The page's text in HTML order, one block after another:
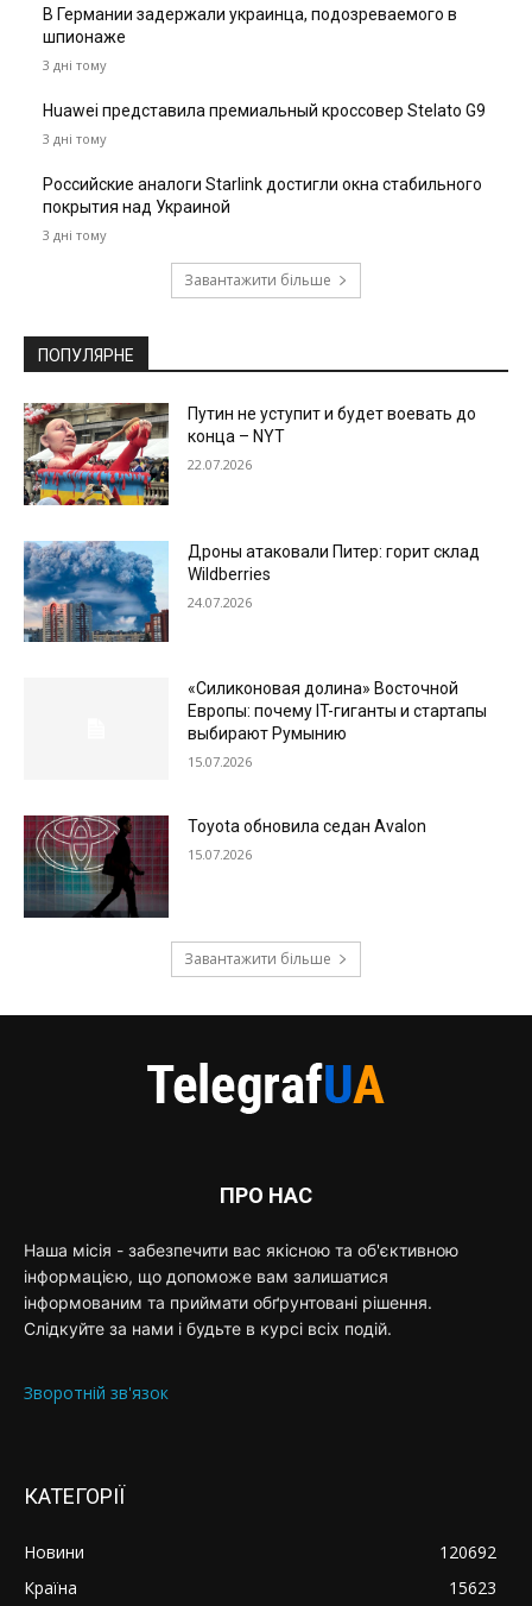
В Германии задержали украинца, подозреваемого в
шпионаже
3 дні тому
Huawei представила премиальный кроссовер Stelato G9
3 дні тому
Российские аналоги Starlink достигли окна стабильного
покрытия над Украиной
3 дні тому
Завантажити більше
ПОПУЛЯРНЕ
Путин не уступит и будет воевать до
конца – NYT
22.07.2026
Дроны атаковали Питер: горит склад
Wildberries
24.07.2026
«Силиконовая долина» Восточной
Европы: почему IT-гиганты и стартапы
выбирают Румынию
15.07.2026
Toyota обновила седан Avalon
15.07.2026
Завантажити більше
ПРО НАС
Наша місія - забезпечити вас якісною та об'єктивною
інформацією, що допоможе вам залишатися
інформованим та приймати обґрунтовані рішення.
Слідкуйте за нами і будьте в курсі всіх подій.
Зворотній зв'язок
КАТЕГОРІЇ
Новини
120692
Країна
15623